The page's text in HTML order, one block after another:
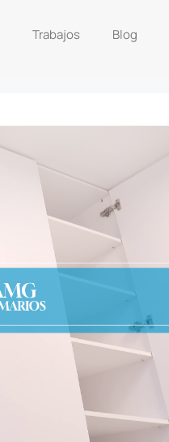
Trabajos Blog